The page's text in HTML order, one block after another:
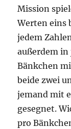
Mission
Werten eins
jedem
außerdem
Bänkchen
beide zwei
jemand mit
gesegnet.
pro